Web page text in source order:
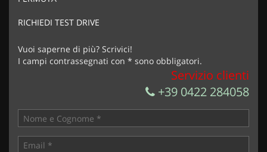
RICHIEDI TEST DRIVE
Vuoi saperne di più? Scrivici!
I campi contrassegnati con * sono obbligatori.
Servizio clienti
+39 0422 284058